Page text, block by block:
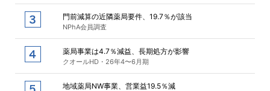
門前減算の近隣薬局要件、19.7％が該当
NPhA会員調査
薬局事業は4.7％減益、長期処方が影響
クオールHD・26年4〜6月期
地域薬局NW事業、営業益19.5％減